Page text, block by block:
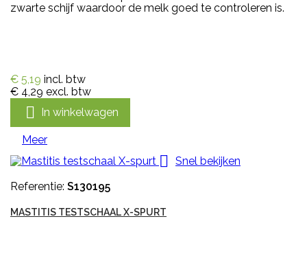
zwarte schijf waardoor de melk goed te controleren is.
€ 5,19 incl. btw
€ 4,29 excl. btw
 In winkelwagen
Meer

Snel bekijken
Referentie: S130195
MASTITIS TESTSCHAAL X-SPURT